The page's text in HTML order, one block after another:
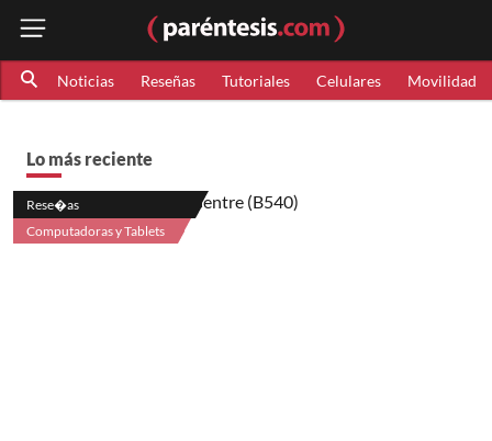
Noticias Reseñas Tutoriales Celulares Movilidad
Lo más reciente
Rese�as
Computadoras y Tablets